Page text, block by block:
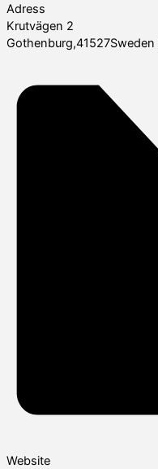
Adress
Krutvägen 2
Gothenburg,41527Sweden
Website